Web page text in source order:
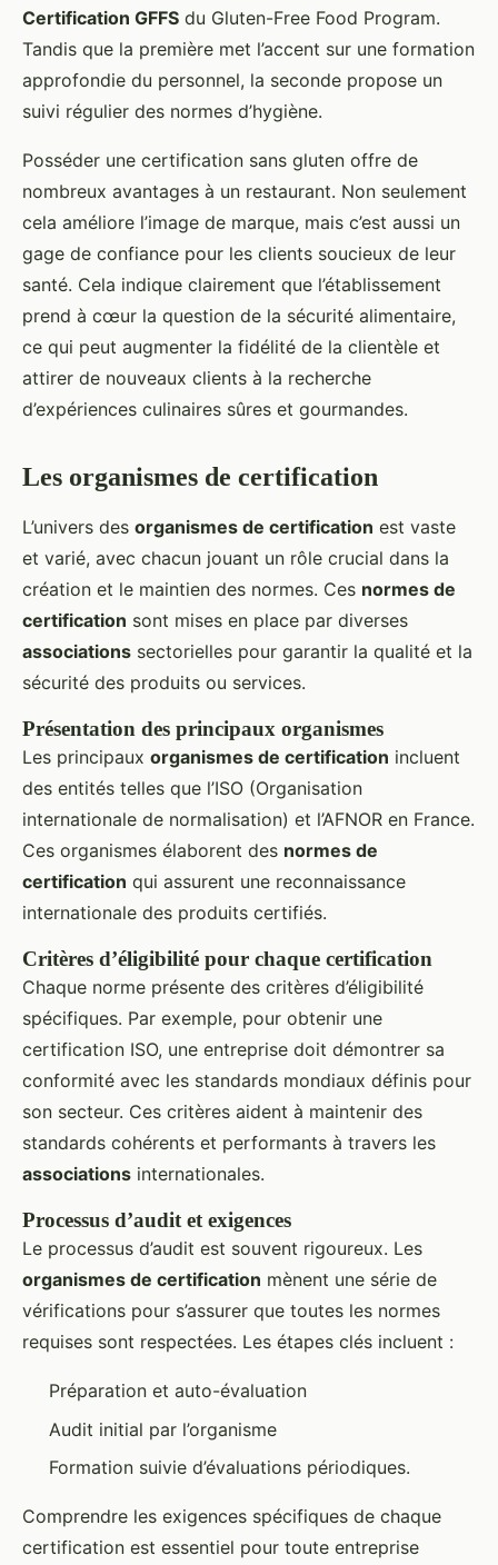
Certification GFFS du Gluten-Free Food Program.
Tandis que la première met l’accent sur une formation
approfondie du personnel, la seconde propose un
suivi régulier des normes d’hygiène.
Posséder une certification sans gluten offre de
nombreux avantages à un restaurant. Non seulement
cela améliore l’image de marque, mais c’est aussi un
gage de confiance pour les clients soucieux de leur
santé. Cela indique clairement que l’établissement
prend à cœur la question de la sécurité alimentaire,
ce qui peut augmenter la fidélité de la clientèle et
attirer de nouveaux clients à la recherche
d’expériences culinaires sûres et gourmandes.
Les organismes de certification
L’univers des organismes de certification est vaste
et varié, avec chacun jouant un rôle crucial dans la
création et le maintien des normes. Ces normes de
certification sont mises en place par diverses
associations sectorielles pour garantir la qualité et la
sécurité des produits ou services.
Présentation des principaux organismes
Les principaux organismes de certification incluent
des entités telles que l’ISO (Organisation
internationale de normalisation) et l’AFNOR en France.
Ces organismes élaborent des normes de
certification qui assurent une reconnaissance
internationale des produits certifiés.
Critères d’éligibilité pour chaque certification
Chaque norme présente des critères d’éligibilité
spécifiques. Par exemple, pour obtenir une
certification ISO, une entreprise doit démontrer sa
conformité avec les standards mondiaux définis pour
son secteur. Ces critères aident à maintenir des
standards cohérents et performants à travers les
associations internationales.
Processus d’audit et exigences
Le processus d’audit est souvent rigoureux. Les
organismes de certification mènent une série de
vérifications pour s’assurer que toutes les normes
requises sont respectées. Les étapes clés incluent :
Préparation et auto-évaluation
Audit initial par l’organisme
Formation suivie d’évaluations périodiques.
Comprendre les exigences spécifiques de chaque
certification est essentiel pour toute entreprise